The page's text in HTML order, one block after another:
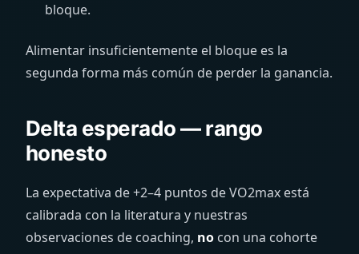
bloque.
Alimentar insuficientemente el bloque es la
segunda forma más común de perder la ganancia.
Delta esperado — rango
honesto
La expectativa de +2–4 puntos de VO2max está
calibrada con la literatura y nuestras
observaciones de coaching, no con una cohorte